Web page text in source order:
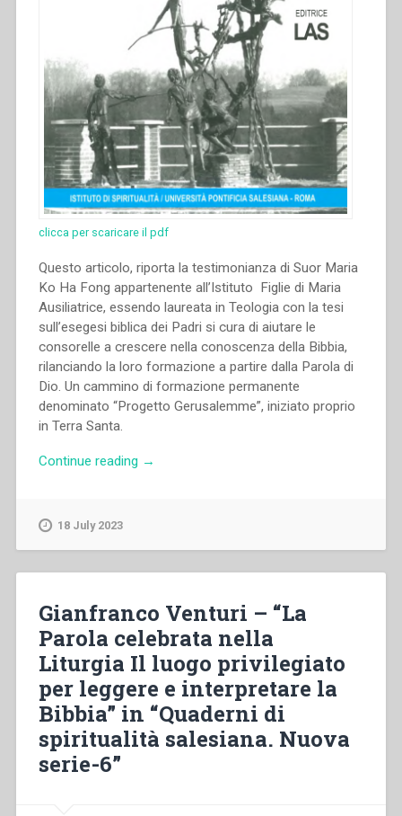
clicca per scaricare il pdf
Questo articolo, riporta la testimonianza di Suor Maria
Ko Ha Fong appartenente all’Istituto Figlie di Maria
Ausiliatrice, essendo laureata in Teologia con la tesi
sull’esegesi biblica dei Padri si cura di aiutare le
consorelle a crescere nella conoscenza della Bibbia,
rilanciando la loro formazione a partire dalla Parola di
Dio. Un cammino di formazione permanente
denominato “Progetto Gerusalemme”, iniziato proprio
in Terra Santa.
Continue reading “Maria
cuore
di
Dio
attraverso
la
sua
parola”
→
18 July 2023
Gianfranco Venturi – “La
Parola celebrata nella
Liturgia Il luogo privilegiato
per leggere e interpretare la
Bibbia” in “Quaderni di
spiritualità salesiana. Nuova
serie-6”